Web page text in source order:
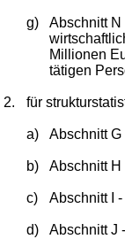
g)
Abschnitt N
Millionen
tätigen
2. für
a) Abschnitt G
b) Abschnitt H
c) Abschnitt I
d)
Abschnitt J